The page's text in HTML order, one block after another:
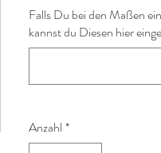
Falls Du bei den Maßen
kannst du Diesen hier
Anzahl *